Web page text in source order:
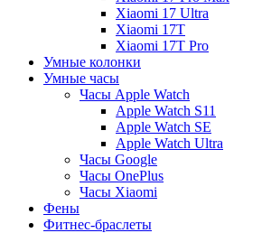
Xiaomi 17 Ultra
Xiaomi 17T
Xiaomi 17T Pro
Умные колонки
Умные часы
Часы Apple Watch
Apple Watch S11
Apple Watch SE
Apple Watch Ultra
Часы Google
Часы OnePlus
Часы Xiaomi
Фены
Фитнес-браслеты